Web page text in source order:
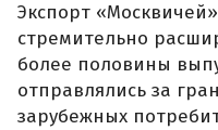
Экспорт
стремительно
более половины
отправлялись за
зарубежных